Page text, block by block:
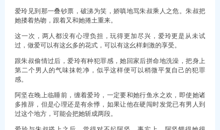
爱玲见到那一叠钞票，破涕为笑，娇嗔地骂朱叔乘人之危。朱叔把
她搂着热吻，跟着又和她捲土重来。
这一次，两人都没有心理负担，玩得更加尽兴，爱玲更是从未试
过，做爱可以有这幺多的花式，可以有这幺样刺激的享受。
跟朱叔偷情过后，爱玲有种犯罪感，她回家后拼命地洗澡，把身上
第二个男人的气味抹乾净，似乎这样便可以稍微平复自己的犯罪
感。
阿坚在晚上临睡前，缠着爱玲，一定要和她行鱼水之欢，即使她诸
多推辞，但是心理还是有余悸，如果让他在硬闯时发觉已有男人到
过这个地方，可能会把她斩成两段。